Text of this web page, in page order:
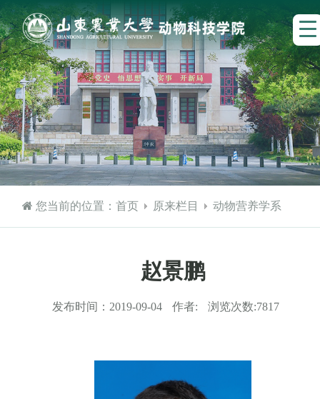
您当前的位置：首页 原来栏目 动物营养学系
赵景鹏
发布时间： 2019-09-04 作者: 浏览次数:7817